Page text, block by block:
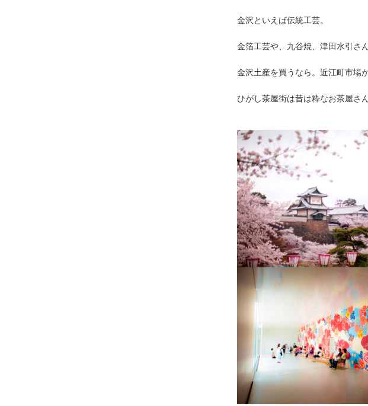
金沢といえば伝統工芸。
金箔工芸や、九谷焼、津田水引さ
金沢土産を買うなら。近江町市場
ひがし茶屋街は昔は粋なお茶屋さ